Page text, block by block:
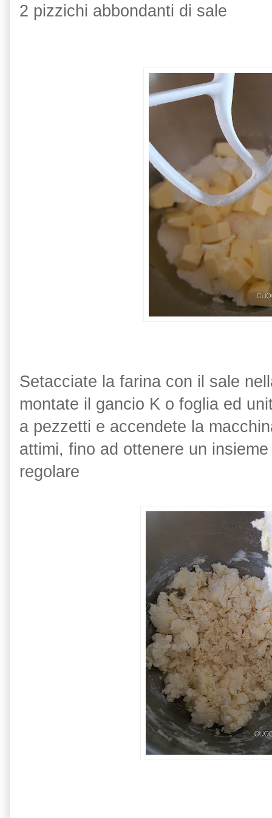
2 pizzichi abbondanti di sale
Setacciate la farina con il sale
montate il gancio K o foglia ed
a pezzetti e accendete la
attimi, fino ad ottenere un
regolare